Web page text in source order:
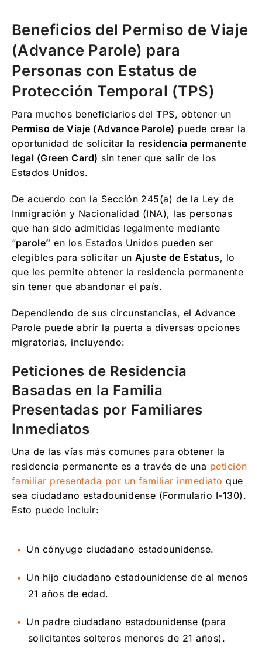
Beneficios del Permiso de Viaje
(Advance Parole) para
Personas con Estatus de
Protección Temporal (TPS)
Para muchos beneficiarios del TPS, obtener un
Permiso de Viaje (Advance Parole) puede crear la
oportunidad de solicitar la residencia permanente
legal (Green Card) sin tener que salir de los
Estados Unidos.
De acuerdo con la Sección 245(a) de la Ley de
Inmigración y Nacionalidad (INA), las personas
que han sido admitidas legalmente mediante
“parole” en los Estados Unidos pueden ser
elegibles para solicitar unAjuste de Estatus, lo
que les permite obtener la residencia permanente
sin tener que abandonar el país.
Dependiendo de sus circunstancias, el Advance
Parole puede abrir la puerta a diversas opciones
migratorias, incluyendo:
Peticiones de Residencia
Basadas en la Familia
Presentadas por Familiares
Inmediatos
Una de las vías más comunes para obtener la
residencia permanente es a través de una petición
familiar presentada por un familiar inmediato que
sea ciudadano estadounidense (Formulario I-130).
Esto puede incluir:
Un cónyuge ciudadano estadounidense.
Un hijo ciudadano estadounidense de al menos
21 años de edad.
Un padre ciudadano estadounidense (para
solicitantes solteros menores de 21 años).